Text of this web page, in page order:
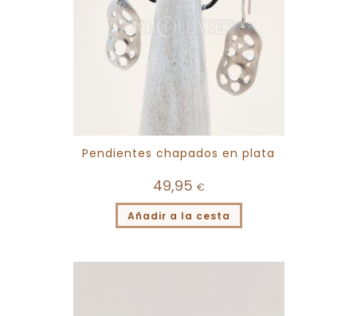
Pendientes chapados en plata
49,95 €
Añadir a la cesta